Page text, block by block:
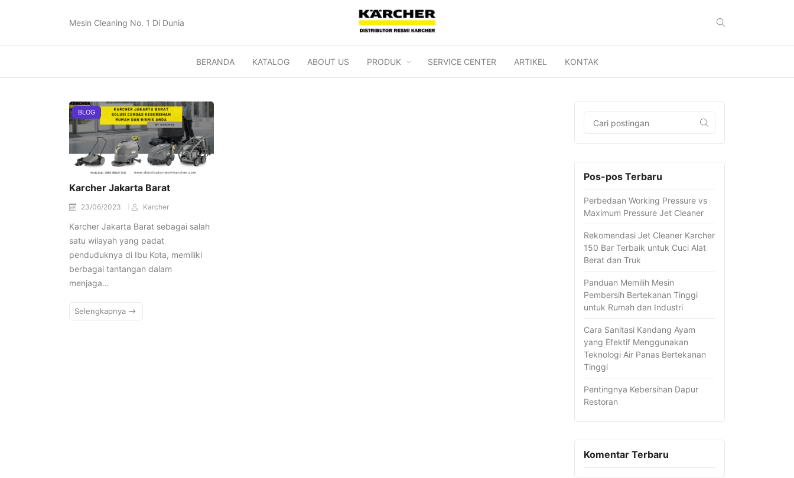
Mesin Cleaning No. 1 Di Dunia
BERANDA KATALOG ABOUT US PRODUK SERVICE CENTER ARTIKEL KONTAK
BLOG
Karcher Jakarta Barat
23/06/2023 Karcher
Karcher Jakarta Barat sebagai salah
satu wilayah yang padat
penduduknya di Ibu Kota, memiliki
berbagai tantangan dalam
menjaga…
Selengkapnya
Pos-pos Terbaru
Perbedaan Working Pressure vs
Maximum Pressure Jet Cleaner
Rekomendasi Jet Cleaner Karcher
150 Bar Terbaik untuk Cuci Alat
Berat dan Truk
Panduan Memilih Mesin
Pembersih Bertekanan Tinggi
untuk Rumah dan Industri
Cara Sanitasi Kandang Ayam
yang Efektif Menggunakan
Teknologi Air Panas Bertekanan
Tinggi
Pentingnya Kebersihan Dapur
Restoran
Komentar Terbaru